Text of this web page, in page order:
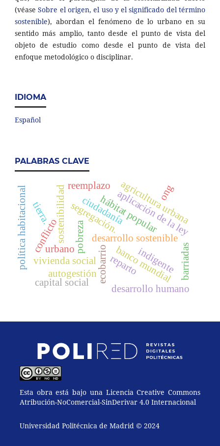
(véaseSobre el origen, el uso y el significado del término
sostenible), abordan el fenómeno de lo urbano en su
sentido más amplio, tanto desde el punto de vista del
objeto de estudio como desde el punto de vista del
enfoque metodológico o disciplinar.
IDIOMA
Español
PALABRAS CLAVE
sostenibilidad desarrollo sostenible
ecobarrio banco mundial
aplicación de la ley
hábitat popular
vivienda social
autogestión
política habitacional segregación.agricultura urbana
ciudadanía
desarrollo humano
pobreza
indigente
reemplazo
reparto
conflicto
tierra.
capital social
urbano barriadas
ong
Esta obra está bajo una Licencia Creative Commons
Atribución-NoComercial-SinDerivar 4.0 Internacional
Universidad Politécnica de Madrid © 2024